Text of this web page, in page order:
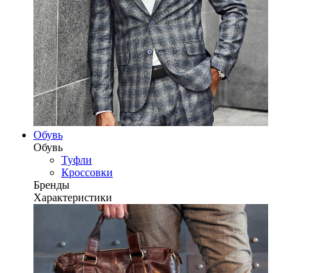
Обувь
Обувь
Туфли
Кроссовки
Бренды
Характеристики